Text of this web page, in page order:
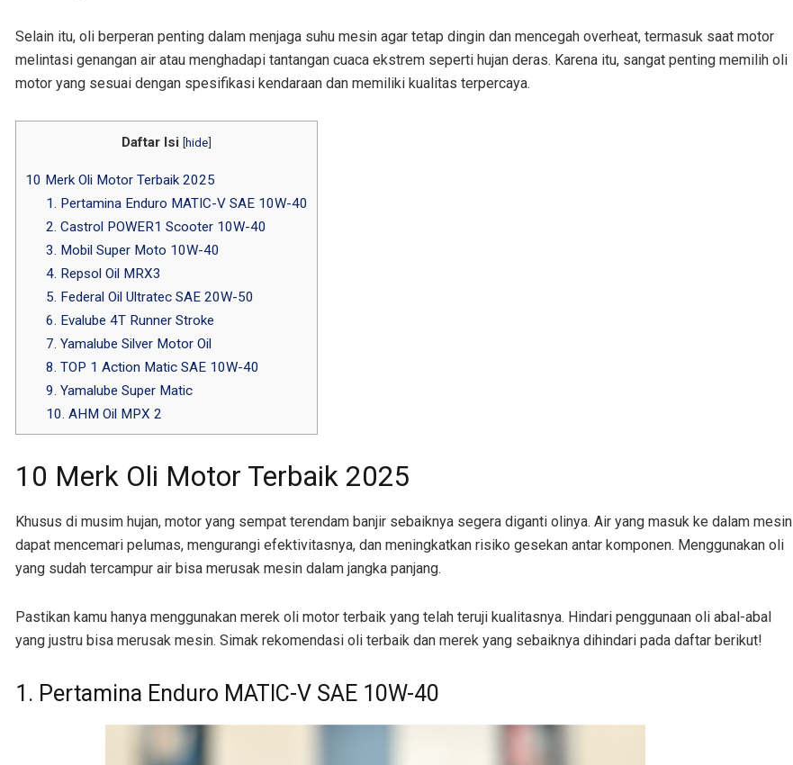
Selain itu, oli berperan penting dalam menjaga suhu mesin agar tetap dingin dan mencegah overheat, termasuk saat motor
melintasi genangan air atau menghadapi tantangan cuaca ekstrem seperti hujan deras. Karena itu, sangat penting memilih oli
motor yang sesuai dengan spesifikasi kendaraan dan memiliki kualitas terpercaya.
Daftar Isi [hide]
10 Merk Oli Motor Terbaik 2025
1. Pertamina Enduro MATIC-V SAE 10W-40
2. Castrol POWER1 Scooter 10W-40
3. Mobil Super Moto 10W-40
4. Repsol Oil MRX3
5. Federal Oil Ultratec SAE 20W-50
6. Evalube 4T Runner Stroke
7. Yamalube Silver Motor Oil
8. TOP 1 Action Matic SAE 10W-40
9. Yamalube Super Matic
10. AHM Oil MPX 2
10 Merk Oli Motor Terbaik 2025
Khusus di musim hujan, motor yang sempat terendam banjir sebaiknya segera diganti olinya. Air yang masuk ke dalam mesin
dapat mencemari pelumas, mengurangi efektivitasnya, dan meningkatkan risiko gesekan antar komponen. Menggunakan oli
yang sudah tercampur air bisa merusak mesin dalam jangka panjang.
Pastikan kamu hanya menggunakan merek oli motor terbaik yang telah teruji kualitasnya. Hindari penggunaan oli abal-abal
yang justru bisa merusak mesin. Simak rekomendasi oli terbaik dan merek yang sebaiknya dihindari pada daftar berikut!
1. Pertamina Enduro MATIC-V SAE 10W-40